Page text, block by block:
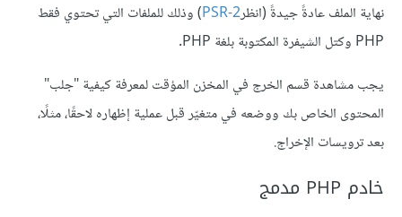
نهاية الملف عادةً جيدةً (انظرPSR-2‎‏) وذلك للملفات التي تحتوي فقط
PHP وكتل الشيفرة المكتوبة بلغة PHP.
يجب مشاهدة قسم الخرج في المخزن المؤقت لمعرفة كيفية "جلب"
المحتوى الخاص بك ووضعه في متغيّر قبل عملية إظهاره لاحقًا، مثلًا،
بعد ترويسات الإخراج.
خادم PHP مدمج